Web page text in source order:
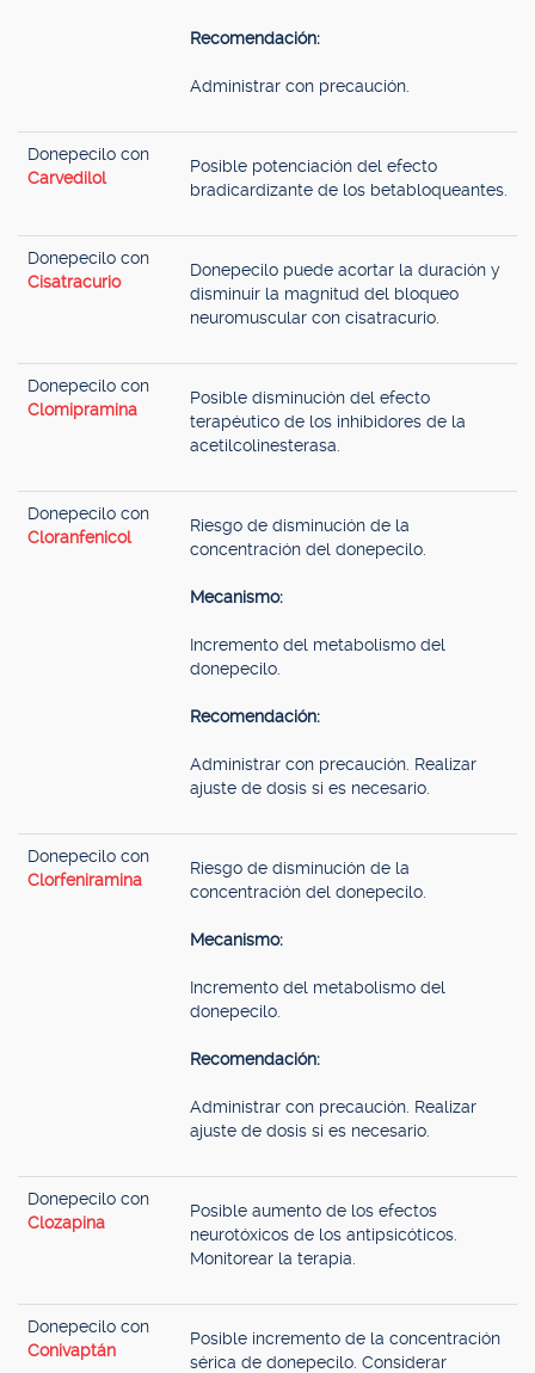
Recomendación:
Administrar con precaución.
Donepecilo con
Carvedilol
Posible potenciación del efecto
bradicardizante de los betabloqueantes.
Donepecilo con
Cisatracurio
Donepecilo puede acortar la duración y
disminuir la magnitud del bloqueo
neuromuscular con cisatracurio.
Donepecilo con
Clomipramina
Posible disminución del efecto
terapéutico de los inhibidores de la
acetilcolinesterasa.
Donepecilo con
Cloranfenicol
Riesgo de disminución de la
concentración del donepecilo.
Mecanismo:
Incremento del metabolismo del
donepecilo.
Recomendación:
Administrar con precaución. Realizar
ajuste de dosis si es necesario.
Donepecilo con
Clorfeniramina
Riesgo de disminución de la
concentración del donepecilo.
Mecanismo:
Incremento del metabolismo del
donepecilo.
Recomendación:
Administrar con precaución. Realizar
ajuste de dosis si es necesario.
Donepecilo con
Clozapina
Posible aumento de los efectos
neurotóxicos de los antipsicóticos.
Monitorear la terapia.
Donepecilo con
Conivaptán
Posible incremento de la concentración
sérica de donepecilo. Considerar